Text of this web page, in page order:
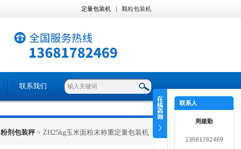
定量包装机 颗粒包装机
联系我们
粉剂包装秤 > ZH25kg玉米面粉末称重定量包装机
联系人
周建勤
13681782469